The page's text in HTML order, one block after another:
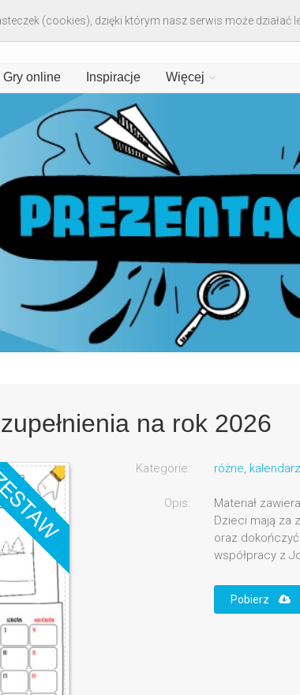
Gry online Inspiracje Więcej
na rok 2026
Kategorie: różne,
Opis:
Materiał
Dzieci mają za
oraz
współpracy z
Pobierz
(cookies), dzięki którym nasz serwis może działać